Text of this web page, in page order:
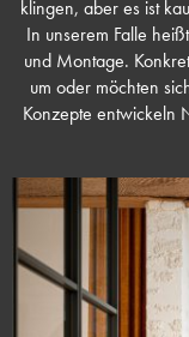
klingen, aber es ist
In unserem Falle
und Montage.
um oder möchten
Konzepte entwickeln